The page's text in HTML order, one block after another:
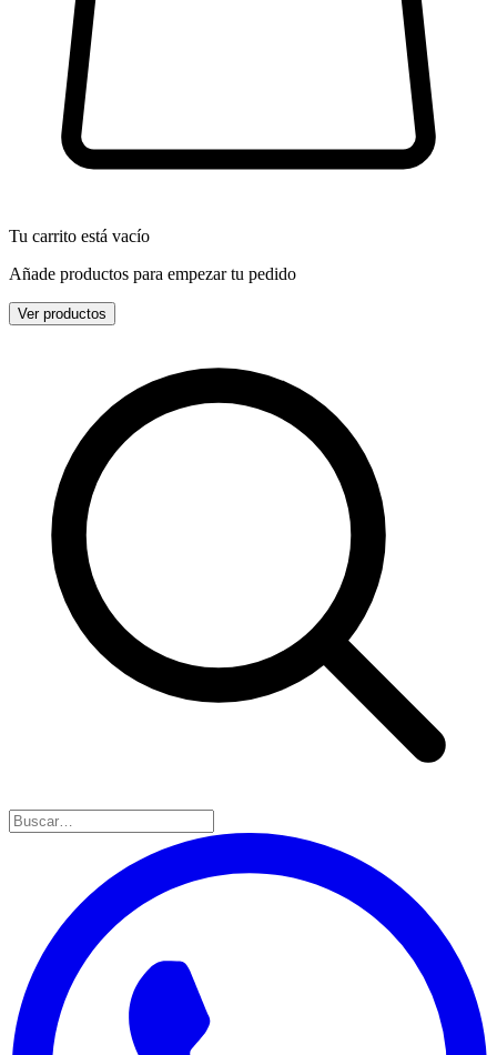
Tu carrito está vacío
Añade productos para empezar tu pedido
Ver productos